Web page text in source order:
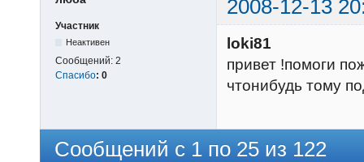
2008-12-13
Участник
Неактивен
Сообщений: 2
Спасибо: 0
loki81
привет !помоги
чтонибудь тому
Сообщений с 1 по 25 из 122